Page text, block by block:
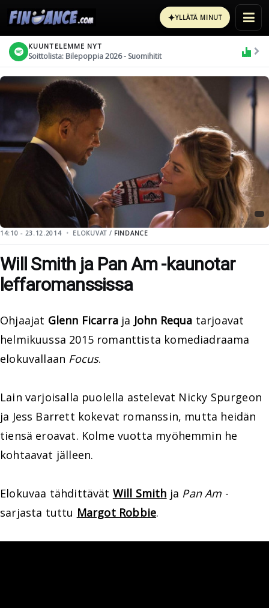
✦YLLÄTÄ MINUT
KUUNTELEMME NYT
Soittolista: Bilepoppia 2026 - Suomihitit
14:10 - 23.12.2014 ELOKUVAT / FINDANCE
Will Smith ja Pan Am -kaunotar
leffaromanssissa
Ohjaajat Glenn Ficarraja John Requa tarjoavat
helmikuussa 2015 romanttista komediadraama
elokuvallaan Focus.
Lain varjoisalla puolella astelevat Nicky Spurgeon
ja Jess Barrett kokevat romanssin, mutta heidän
tiensä eroavat. Kolme vuotta myöhemmin he
kohtaavat jälleen.
Elokuvaa tähdittävät Will Smith ja Pan Am -
sarjasta tuttu Margot Robbie.